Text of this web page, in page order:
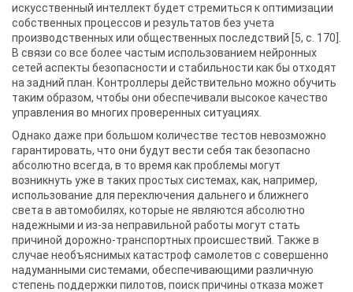
искусственный интеллект будет стремиться к оптимизации
собственных процессов и результатов без учета
производственных или общественных последствий [5, c. 170].
В связи со все более частым использованием нейронных
сетей аспекты безопасности и стабильности как бы отходят
на задний план. Контроллеры действительно можно обучить
таким образом, чтобы они обеспечивали высокое качество
управления во многих проверенных ситуациях.
Однако даже при большом количестве тестов невозможно
гарантировать, что они будут вести себя так безопасно
абсолютно всегда, в то время как проблемы могут
возникнуть уже в таких простых системах, как, например,
использование для переключения дальнего и ближнего
света в автомобилях, которые не являются абсолютно
надежными и из-за неправильной работы могут стать
причиной дорожно-транспортных происшествий. Также в
случае необъяснимых катастроф самолетов с совершенно
надуманными системами, обеспечивающими различную
степень поддержки пилотов, поиск причины отказа может